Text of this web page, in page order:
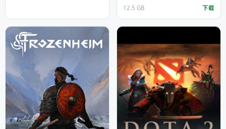
12.5 GB 下载